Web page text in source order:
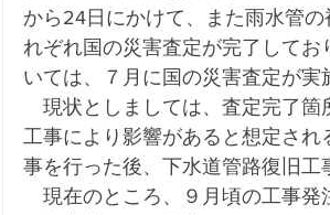
から24日にかけて、また雨水管
れぞれ国の災害査定が完了してお
いては、７月に国の災害査定が実
現状としましては、査定完了箇
工事により影響があると想定さ
事を行った後、下水道管路復旧工
現在のところ、９月頃の工事発